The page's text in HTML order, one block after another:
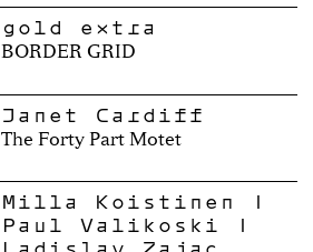
gold extra
BORDER GRID
Janet Cardiff
The Forty Part Motet
Milla Koistinen |
Paul Valikoski |